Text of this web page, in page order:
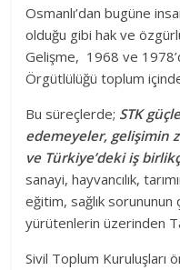
Osmanlı’dan bugüne
olduğu gibi hak ve
Gelişme, 1968 ve
Örgütlülüğü toplum
Bu süreçlerde; STK
edemeyeler, gelişimin
ve Türkiye’deki iş
sanayi, hayvancılık,
eğitim, sağlık sorununun
yürütenlerin üzerinden
Sivil Toplum Kuruluşları